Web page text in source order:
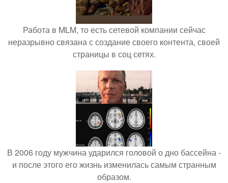
Работа в MLM, то есть сетевой компании сейчас
неразрывно связана с создание своего контента, своей
страницы в соц сетях.
В 2006 году мужчина ударился головой о дно бассейна -
и после этого его жизнь изменилась самым странным
образом.